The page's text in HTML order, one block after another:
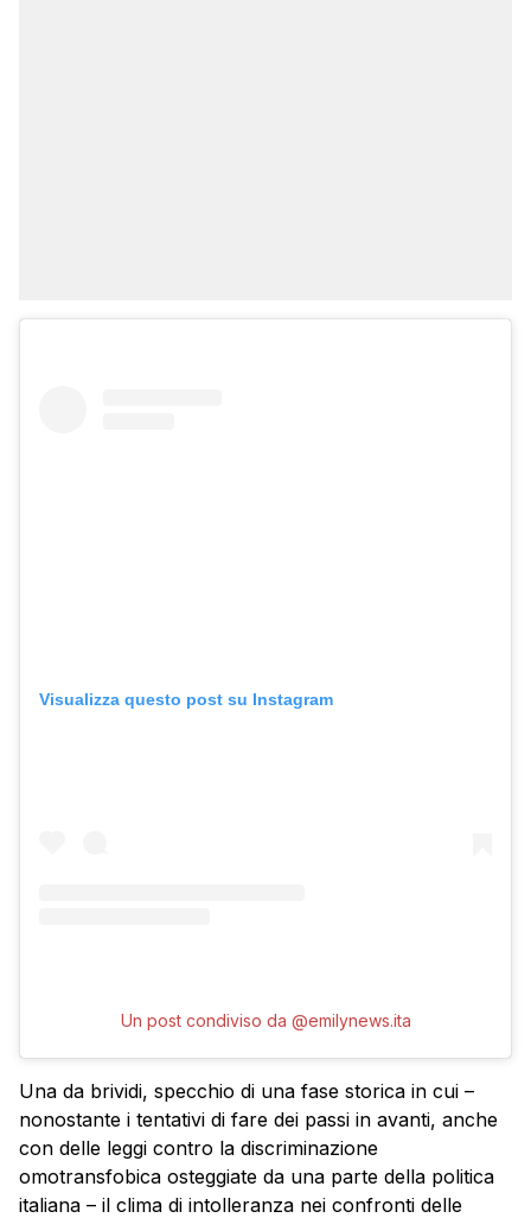
Visualizza questo post su Instagram
Un post condiviso da @emilynews.ita
Una da brividi, specchio di una fase storica in cui –
nonostante i tentativi di fare dei passi in avanti, anche
con delle leggi contro la discriminazione
omotransfobica osteggiate da una parte della politica
italiana – il clima di intolleranza nei confronti delle